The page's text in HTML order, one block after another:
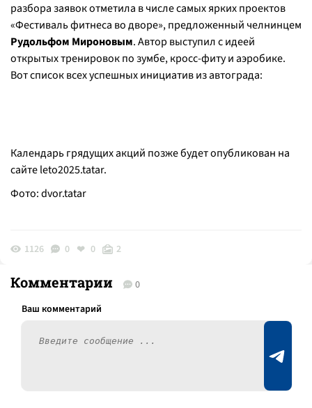
разбора заявок отметила в числе самых ярких проектов
«Фестиваль фитнеса во дворе», предложенный челнинцем
Рудольфом Мироновым. Автор выступил с идеей
открытых тренировок по зумбе, кросс-фиту и аэробике.
Вот список всех успешных инициатив из автограда:
Календарь грядущих акций позже будет опубликован на
сайте leto2025.tatar.
Фото: dvor.tatar
1126 0 0 2
Комментарии 0